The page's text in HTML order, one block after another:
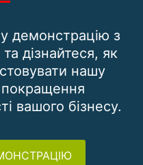
демонстрацію з
дізнайтеся, як
нашу
вашого бізнесу.